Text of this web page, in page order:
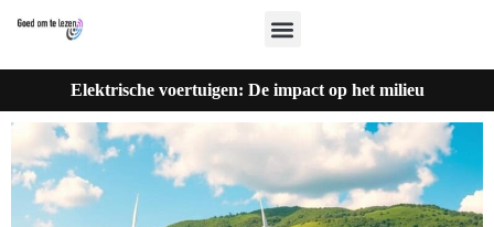
Elektrische voertuigen: De impact op het milieu